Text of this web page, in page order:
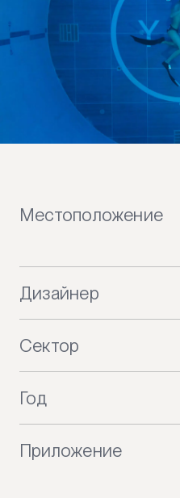
Местоположение
Дизайнер
Сектор
Год
Приложение